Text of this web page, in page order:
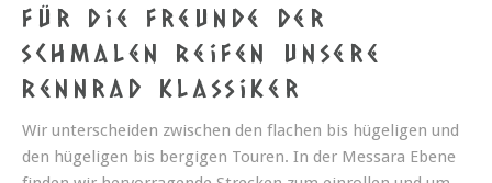
Für die Freunde der
schmalen Reifen unsere
Rennrad Klassiker
Wir unterscheiden zwischen den flachen bis hügeligen und
den hügeligen bis bergigen Touren. In der Messara Ebene